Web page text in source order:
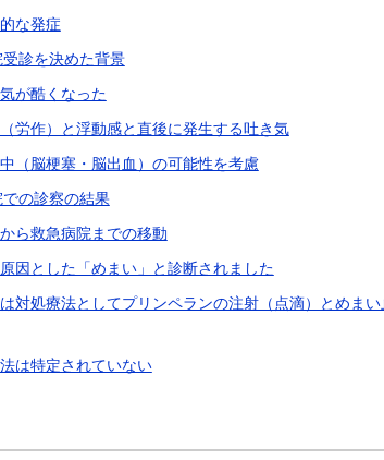
な発症
診を決めた背景
が酷くなった
労作）と浮動感と直後に発生する吐き気
（脳梗塞・脳出血）の可能性を考慮
の診察の結果
ら救急病院までの移動
因とした「めまい」と診断されました
対処療法としてプリンペランの注射（点滴）とめま
は特定されていない